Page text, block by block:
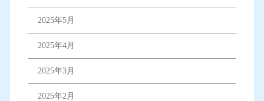
2025年5月
2025年4月
2025年3月
2025年2月